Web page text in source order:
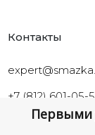
Первыми
Контакты
+7 (812) 601-05-
Санкт-